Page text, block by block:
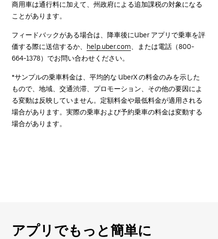
商用車は通行料に加えて、州政府による追加課税の対象になる
ことがあります。
フィードバックがある場合は、降車後に⁠Uber アプリで乗車を評
価する際に送信するか、
help.uber.com 、または電話（800-
664-1378）でお問い合わせください。
*サンプルの乗車料金は、平均的な UberX の料金のみを示した
もので、地域、交通渋滞、プロモーション、その他の要因によ
る変動は反映していません。定額料金や最低料金が適用される
場合があります。実際の乗車および予約乗車の料金は変動する
場合があります。
アプリでもっと簡単に